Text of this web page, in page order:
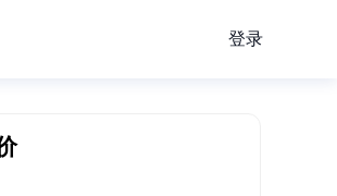
登录